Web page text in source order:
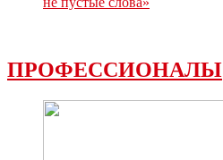
ПРОФЕССИОНАЛЫ